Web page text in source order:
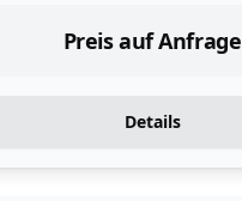
Preis auf Anfrage
Details